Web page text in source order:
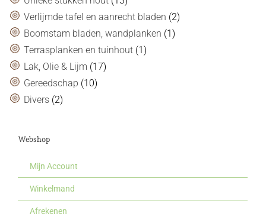
Verlijmde tafel en aanrecht bladen (2)
Boomstam bladen, wandplanken (1)
Terrasplanken en tuinhout (1)
Lak, Olie & Lijm (17)
Gereedschap (10)
Divers (2)
Webshop
Mijn Account
Winkelmand
Afrekenen